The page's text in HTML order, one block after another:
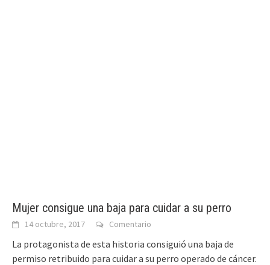
Mujer consigue una baja para cuidar a su perro
14 octubre, 2017 Comentario
La protagonista de esta historia consiguió una baja de
permiso retribuido para cuidar a su perro operado de cáncer.